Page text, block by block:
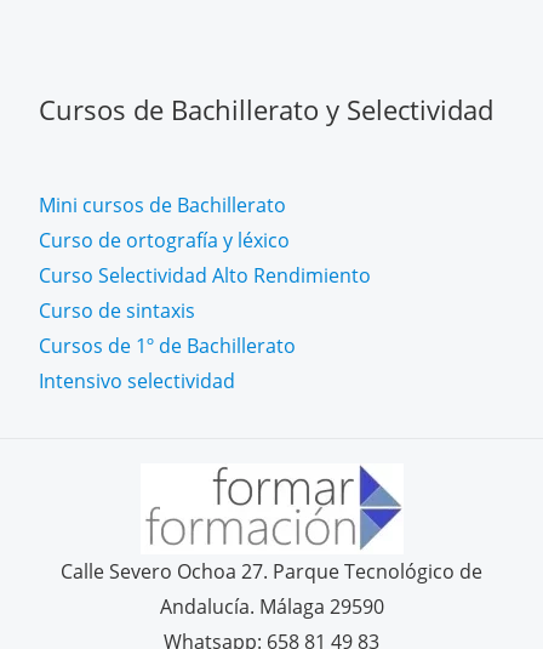
Cursos de Bachillerato y Selectividad
Mini cursos de Bachillerato
Curso de ortografía y léxico
Curso Selectividad Alto Rendimiento
Curso de sintaxis
Cursos de 1º de Bachillerato
Intensivo selectividad
Calle Severo Ochoa 27. Parque Tecnológico de
Andalucía. Málaga 29590
Whatsapp: 658 81 49 83